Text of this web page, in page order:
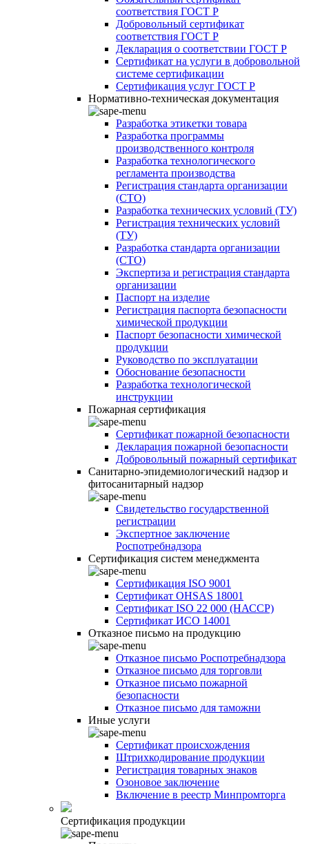
соответствия ГОСТ Р
Добровольный сертификат
соответствия ГОСТ Р
Декларация о соответствии ГОСТ Р
Сертификат на услуги в добровольной
системе сертификации
Сертификация услуг ГОСТ Р
Нормативно-техническая документация
Разработка этикетки товара
Разработка программы
производственного контроля
Разработка технологического
регламента производства
Регистрация стандарта организации
(СТО)
Разработка технических условий (ТУ)
Регистрация технических условий
(ТУ)
Разработка стандарта организации
(СТО)
Экспертиза и регистрация стандарта
организации
Паспорт на изделие
Регистрация паспорта безопасности
химической продукции
Паспорт безопасности химической
продукции
Руководство по эксплуатации
Обоснование безопасности
Разработка технологической
инструкции
Пожарная сертификация
Сертификат пожарной безопасности
Декларация пожарной безопасности
Добровольный пожарный сертификат
Санитарно-эпидемиологический надзор и
фитосанитарный надзор
Свидетельство государственной
регистрации
Экспертное заключение
Роспотребнадзора
Сертификация систем менеджмента
Сертификация ISO 9001
Сертификат OHSAS 18001
Сертификат ISO 22 000 (НАССР)
Сертификат ИСО 14001
Отказное письмо на продукцию
Отказное письмо Роспотребнадзора
Отказное письмо для торговли
Отказное письмо пожарной
безопасности
Отказное письмо для таможни
Иные услуги
Сертификат происхождения
Штрихкодирование продукции
Регистрация товарных знаков
Озоновое заключение
Включение в реестр Минпромторга
Сертификация продукции